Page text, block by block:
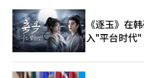
性、战斗操作感、成长速度等因素
Netmarble能否通过此次‘NEXT’
回归用户，值得关注。※ 本报道经
辑。
《逐玉》在
入"平台时代"